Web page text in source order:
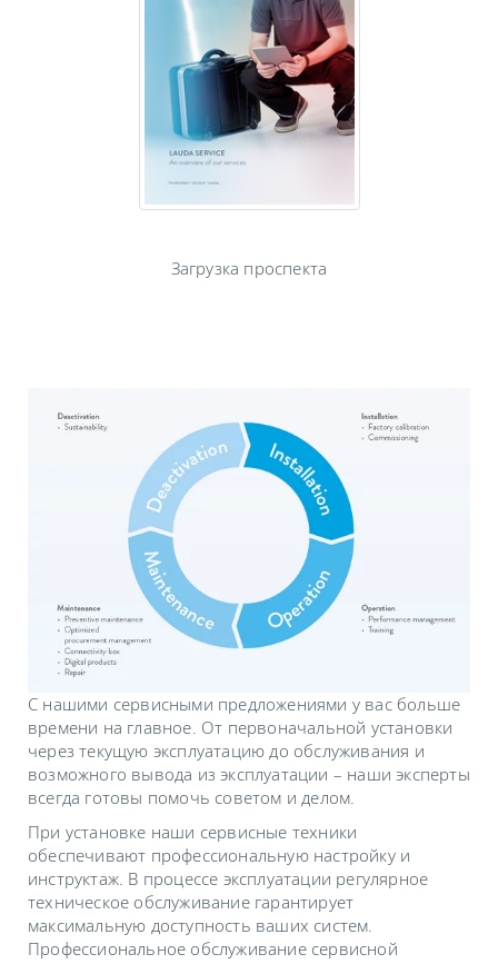
Загрузка проспекта
С нашими сервисными предложениями у вас больше
времени на главное. От первоначальной установки
через текущую эксплуатацию до обслуживания и
возможного вывода из эксплуатации – наши эксперты
всегда готовы помочь советом и делом.
При установке наши сервисные техники
обеспечивают профессиональную настройку и
инструктаж. В процессе эксплуатации регулярное
техническое обслуживание гарантирует
максимальную доступность ваших систем.
Профессиональное обслуживание сервисной